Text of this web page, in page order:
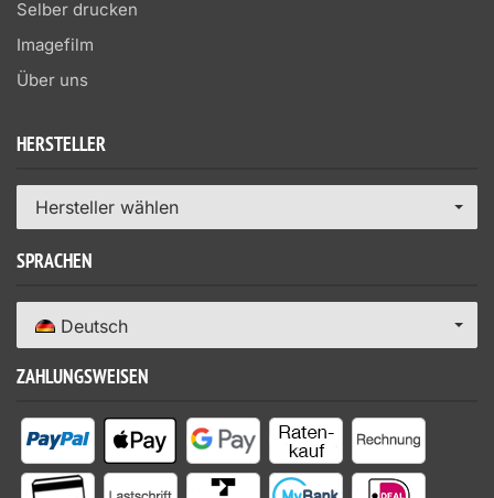
Selber drucken
Imagefilm
Über uns
HERSTELLER
Hersteller wählen
SPRACHEN
Deutsch
ZAHLUNGSWEISEN